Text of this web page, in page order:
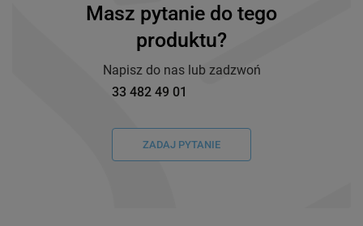
Masz pytanie do tego
produktu?
Napisz do nas lub zadzwoń
33 482 49 01
ZADAJ PYTANIE